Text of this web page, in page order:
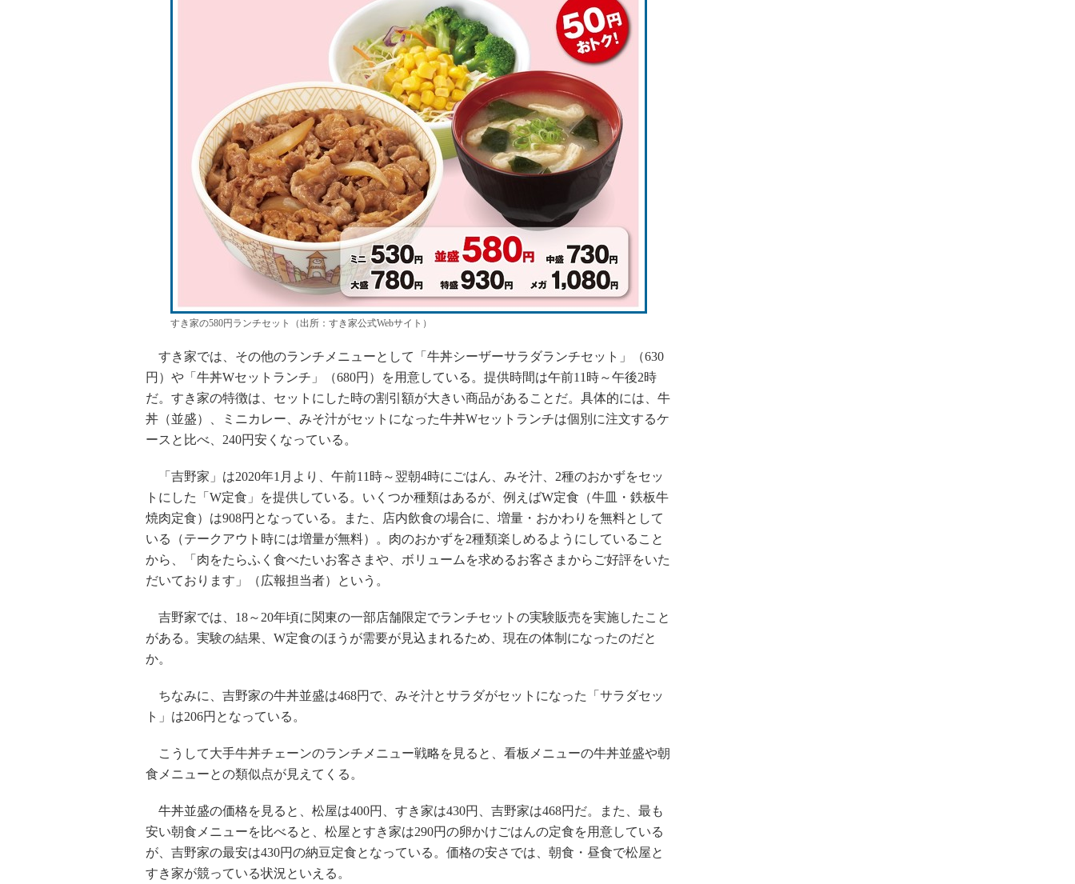
すき家の580円ランチセット（出所：すき家公式Webサイト）
すき家では、その他のランチメニューとして「牛丼シーザーサラダランチセット」（630
円）や「牛丼Wセットランチ」（680円）を用意している。提供時間は午前11時～午後2時
だ。すき家の特徴は、セットにした時の割引額が大きい商品があることだ。具体的には、牛
丼（並盛）、ミニカレー、みそ汁がセットになった牛丼Wセットランチは個別に注文するケ
ースと比べ、240円安くなっている。
「吉野家」は2020年1月より、午前11時～翌朝4時にごはん、みそ汁、2種のおかずをセッ
トにした「W定食」を提供している。いくつか種類はあるが、例えばW定食（牛皿・鉄板牛
焼肉定食）は908円となっている。また、店内飲食の場合に、増量・おかわりを無料として
いる（テークアウト時には増量が無料）。肉のおかずを2種類楽しめるようにしていること
から、「肉をたらふく食べたいお客さまや、ボリュームを求めるお客さまからご好評をいた
だいております」（広報担当者）という。
吉野家では、18～20年頃に関東の一部店舗限定でランチセットの実験販売を実施したこと
がある。実験の結果、W定食のほうが需要が見込まれるため、現在の体制になったのだと
か。
ちなみに、吉野家の牛丼並盛は468円で、みそ汁とサラダがセットになった「サラダセッ
ト」は206円となっている。
こうして大手牛丼チェーンのランチメニュー戦略を見ると、看板メニューの牛丼並盛や朝
食メニューとの類似点が見えてくる。
牛丼並盛の価格を見ると、松屋は400円、すき家は430円、吉野家は468円だ。また、最も
安い朝食メニューを比べると、松屋とすき家は290円の卵かけごはんの定食を用意している
が、吉野家の最安は430円の納豆定食となっている。価格の安さでは、朝食・昼食で松屋と
すき家が競っている状況といえる。